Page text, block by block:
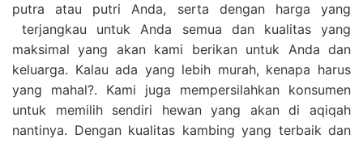
putra atau putri Anda, serta dengan harga yang
terjangkau untuk Anda semua dan kualitas yang
maksimal yang akan kami berikan untuk Anda dan
keluarga. Kalau ada yang lebih murah, kenapa harus
yang mahal?. Kami juga mempersilahkan konsumen
untuk memilih sendiri hewan yang akan di aqiqah
nantinya. Dengan kualitas kambing yang terbaik dan